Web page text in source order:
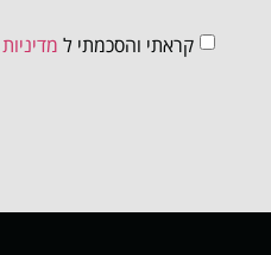
קראתי והסכמתי ל